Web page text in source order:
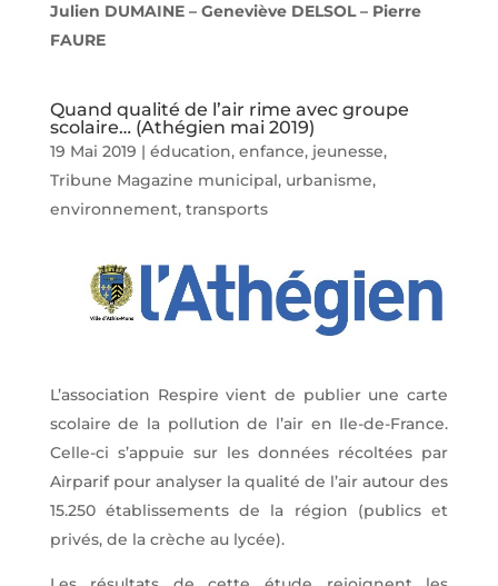
Julien DUMAINE – Geneviève DELSOL – Pierre
FAURE
Quand qualité de l’air rime avec groupe
scolaire… (Athégien mai 2019)
19 Mai 2019 | éducation, enfance, jeunesse,
Tribune Magazine municipal, urbanisme,
environnement, transports
L’association Respire vient de publier une carte
scolaire de la pollution de l’air en Ile-de-France.
Celle-ci s’appuie sur les données récoltées par
Airparif pour analyser la qualité de l’air autour des
15.250 établissements de la région (publics et
privés, de la crèche au lycée).